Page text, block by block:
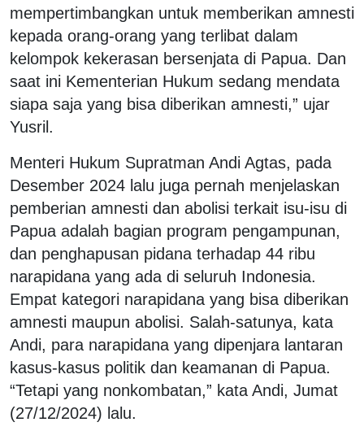
mempertimbangkan untuk memberikan amnesti
kepada orang-orang yang terlibat dalam
kelompok kekerasan bersenjata di Papua. Dan
saat ini Kementerian Hukum sedang mendata
siapa saja yang bisa diberikan amnesti,” ujar
Yusril.
Menteri Hukum Supratman Andi Agtas, pada
Desember 2024 lalu juga pernah menjelaskan
pemberian amnesti dan abolisi terkait isu-isu di
Papua adalah bagian program pengampunan,
dan penghapusan pidana terhadap 44 ribu
narapidana yang ada di seluruh Indonesia.
Empat kategori narapidana yang bisa diberikan
amnesti maupun abolisi. Salah-satunya, kata
Andi, para narapidana yang dipenjara lantaran
kasus-kasus politik dan keamanan di Papua.
“Tetapi yang nonkombatan,” kata Andi, Jumat
(27/12/2024) lalu.